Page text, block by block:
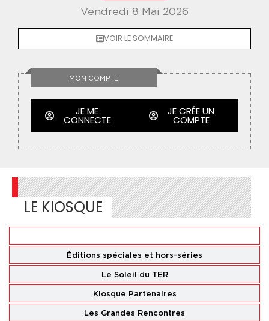
Vendredi 8 Mai 2026
VOIR LE SOMMAIRE
MON COMPTE
JE ME
CONNECTE
JE CRÉE UN
COMPTE
LE KIOSQUE
Éditions spéciales et hors-séries
Le Soleil du TER
Kiosque Partenaires
Les Grandes Rencontres